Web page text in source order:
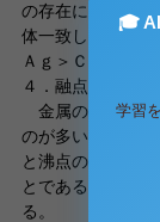
の存在に基づく
体一致している。
Ａｇ＞Ｃｕ＞Ａｕ
４．融点・沸点
金属の融点・沸
のが多い。金属
と沸点の差が大
とである。特に
る。
🎓
学習